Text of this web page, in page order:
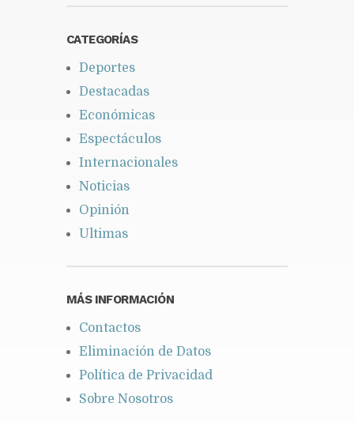
CATEGORÍAS
Deportes
Destacadas
Económicas
Espectáculos
Internacionales
Noticias
Opinión
Ultimas
MÁS INFORMACIÓN
Contactos
Eliminación de Datos
Política de Privacidad
Sobre Nosotros